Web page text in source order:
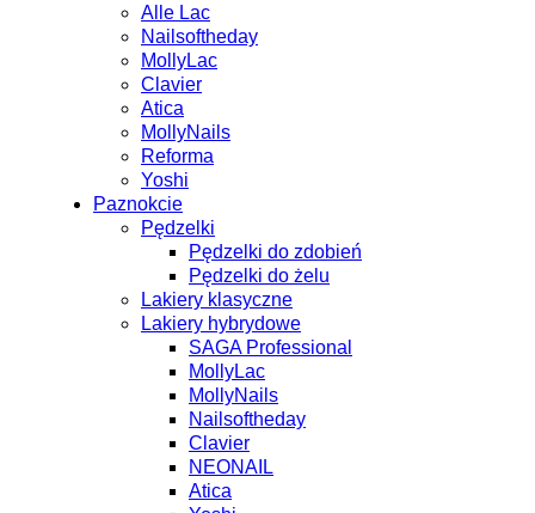
Alle Lac
Nailsoftheday
MollyLac
Clavier
Atica
MollyNails
Reforma
Yoshi
Paznokcie
Pędzelki
Pędzelki do zdobień
Pędzelki do żelu
Lakiery klasyczne
Lakiery hybrydowe
SAGA Professional
MollyLac
MollyNails
Nailsoftheday
Clavier
NEONAIL
Atica